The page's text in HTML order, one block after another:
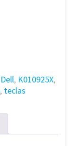
Dell, K010925X,
, teclas